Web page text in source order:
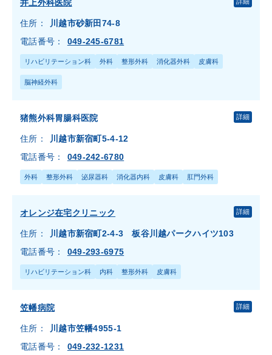
井上外科医院
住所：
川越市砂新田74-8
電話番号：
049-245-6781
リハビリテーション科 外科 整形外科 消化器外科 皮膚科
脳神経外科
猪熊外科胃腸科医院
住所：
川越市新宿町5-4-12
電話番号：
049-242-6780
詳細
外科 整形外科 泌尿器科 消化器内科 皮膚科 肛門外科
オレンジ在宅クリニック
住所：
川越市新宿町2-4-3 板谷川越パークハイツ103
電話番号：
049-293-6975
詳細
リハビリテーション科 内科 整形外科 皮膚科
笠幡病院
住所：
川越市笠幡4955-1
電話番号：
049-232-1231
詳細